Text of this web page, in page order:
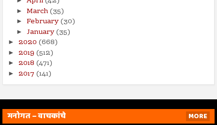
► March(35)
► February(30)
► January(35)
► 2020 (668)
► 2019 (512)
► 2018 (471)
► 2017 (141)
मनोगत – वाचकांचे
MORE